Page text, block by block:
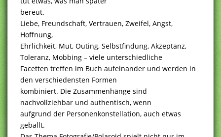
bereut.
Liebe, Freundschaft, Vertrauen, Zweifel, Angst,
Hoffnung,
Ehrlichkeit, Mut, Outing, Selbstfindung, Akzeptanz,
Toleranz, Mobbing – viele unterschiedliche
Facetten treffen im Buch aufeinander und werden in
den verschiedensten Formen
kombiniert. Die Zusammenhänge sind
nachvollziehbar und authentisch, wenn
aufgrund der Personenkonstellation, auch etwas
geballt.